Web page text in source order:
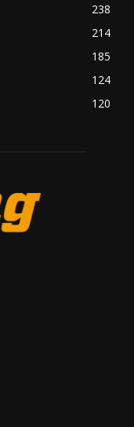
238
214
185
124
120